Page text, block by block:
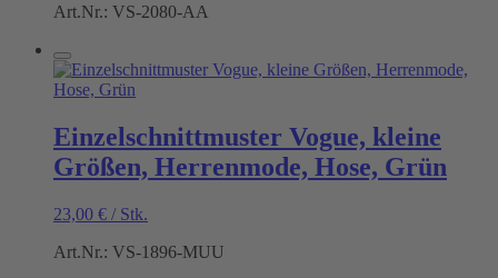
Art.Nr.: VS-2080-AA
Einzelschnittmuster Vogue, kleine
Größen, Herrenmode, Hose, Grün
23,00 € / Stk.
Art.Nr.: VS-1896-MUU